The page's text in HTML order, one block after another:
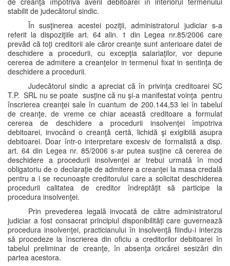
stabilit de judecătorul sindic.
În susţinerea acestei poziţii, administratorul judiciar s-a
referit la dispoziţiile art. 64 alin. 1 din Legea nr.85/2006 care
prevăd că toţi creditorii ale căror creanţe sunt anterioare datei de
deschidere a procedurii, cu excepţia salariaţilor, vor depune
cererea de admitere a creanţelor in termenul fixat in sentinţa de
deschidere a procedurii.
Judecătorul sindic a apreciat că în privinţa creditoarei SC
T.P. SRL nu se poate susţine că nu şi-a manifestat voinţa pentru
înscrierea creanţei sale în cuantum de 200.144,53 lei în tabelul
de creanţe, de vreme ce chiar această creditoare a formulat
cererea de deschidere a procedurii insolvenţei împotriva
debitoarei, invocând o creanţă certă, lichidă şi exigibilă asupra
debitoarei. Doar într-o interpretare excesiv de formalistă a disp.
art. 64 din Legea nr. 85/2006 s-ar putea susţine că cererea de
deschidere a procedurii insolvenţei ar trebui urmată în mod
obligatoriu de o declaraţie de admitere a creanţei la masa credală
pentru a i se recunoaşte creditorului care a solicitat deschiderea
procedurii calitatea de creditor îndreptăţit să participe la
procedura insolvenţei.
Prin prevederea legală invocată de către administratorul
judiciar a fost consacrat principiul disponibilităţi care guvernează
procedura insolvenţei, practicianului în insolvenţă fiindu-i interzis
să procedeze la înscrierea din oficiu a creditorilor debitoarei în
tabelul preliminar de creanţe, în absenţa oricărei sesizări din
partea acestora.